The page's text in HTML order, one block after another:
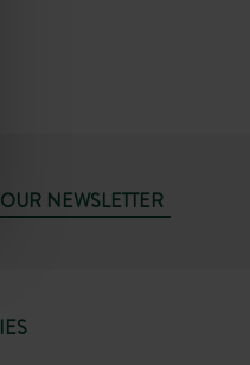
NEWSLETTER